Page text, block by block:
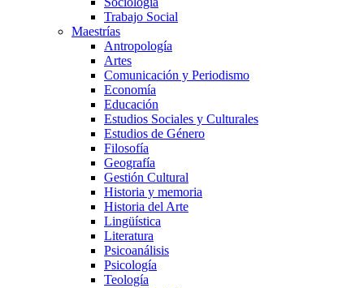
Trabajo Social
Maestrías
Antropología
Artes
Comunicación y Periodismo
Economía
Educación
Estudios Sociales y Culturales
Estudios de Género
Filosofía
Geografía
Gestión Cultural
Historia y memoria
Historia del Arte
Lingüística
Literatura
Psicoanálisis
Psicología
Teología